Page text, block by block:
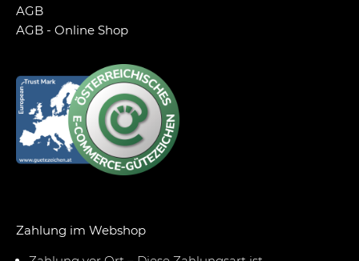
AGB
AGB - Online Shop
Zahlung im Webshop